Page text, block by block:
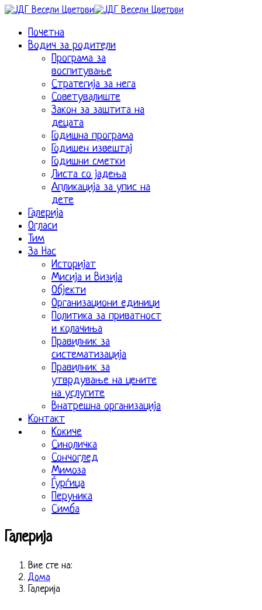
Почетна
Водич за родители
Програма за
воспитување
Стратегија за нега
Советувалиште
Закон за заштита на
децата
Годишна програма
Годишен извештај
Годишни сметки
Листа со јадења
Апликација за упис на
дете
Галерија
Огласи
Тим
За Нас
Историјат
Мисија и Визија
Објекти
Организациони единици
Политика за приватност
и колачиња
Правилник за
систематизација
Правилник за
утврдување на цените
на услугите
Внатрешна организација
Контакт
Кокиче
Синоличка
Сончоглед
Мимоза
Ѓурѓица
Перуника
Симба
Галерија
Вие сте на:
Дома
Галерија